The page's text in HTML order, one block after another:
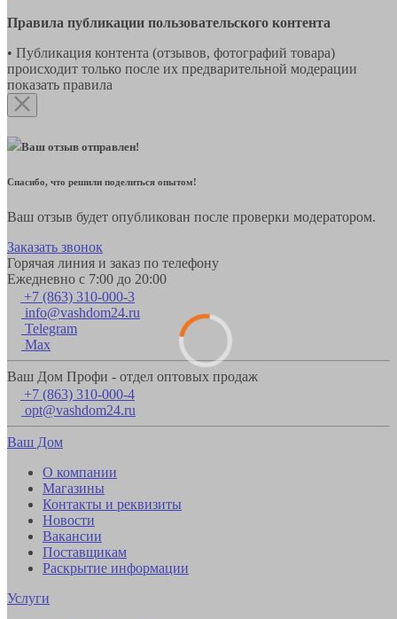
Правила публикации пользовательского контента
• Публикация контента (отзывов, фотографий товара)
происходит только после их предварительной модерации
показать правила
Ваш отзыв отправлен!
Спасибо, что решили поделиться опытом!
Ваш отзыв будет опубликован после проверки модератором.
Заказать звонок
Горячая линия и заказ по телефону
Ежедневно с 7:00 до 20:00
+7 (863) 310-000-3
info@vashdom24.ru
Telegram
Max
Ваш Дом Профи - отдел оптовых продаж
+7 (863) 310-000-4
opt@vashdom24.ru
Ваш Дом
О компании
Магазины
Контакты и реквизиты
Новости
Вакансии
Поставщикам
Раскрытие информации
Услуги